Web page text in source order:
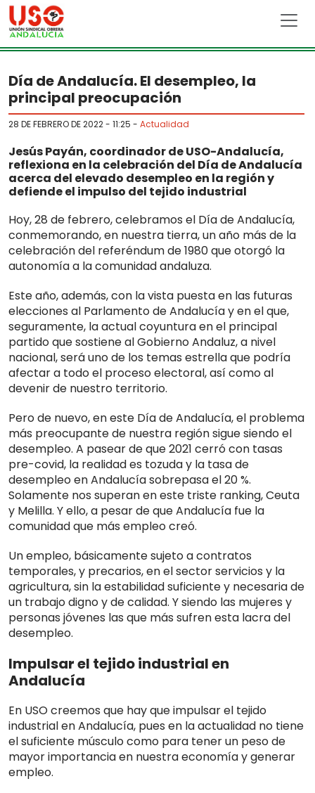
Skip to main content
Día de Andalucía. El desempleo, la
principal preocupación
28 DE FEBRERO DE 2022 - 11:25 - Actualidad
Jesús Payán, coordinador de USO-Andalucía,
reflexiona en la celebración del Día de Andalucía
acerca del elevado desempleo en la región y
defiende el impulso del tejido industrial
Hoy, 28 de febrero, celebramos el Día de Andalucía,
conmemorando, en nuestra tierra, un año más de la
celebración del referéndum de 1980 que otorgó la
autonomía a la comunidad andaluza.
Este año, además, con la vista puesta en las futuras
elecciones al Parlamento de Andalucía y en el que,
seguramente, la actual coyuntura en el principal
partido que sostiene al Gobierno Andaluz, a nivel
nacional, será uno de los temas estrella que podría
afectar a todo el proceso electoral, así como al
devenir de nuestro territorio.
Pero de nuevo, en este Día de Andalucía, el problema
más preocupante de nuestra región sigue siendo el
desempleo. A pasear de que 2021 cerró con tasas
pre-covid, la realidad es tozuda y la tasa de
desempleo en Andalucía sobrepasa el 20 %.
Solamente nos superan en este triste ranking, Ceuta
y Melilla. Y ello, a pesar de que Andalucía fue la
comunidad que más empleo creó.
Un empleo, básicamente sujeto a contratos
temporales, y precarios, en el sector servicios y la
agricultura, sin la estabilidad suficiente y necesaria de
un trabajo digno y de calidad. Y siendo las mujeres y
personas jóvenes las que más sufren esta lacra del
desempleo.
Impulsar el tejido industrial en
Andalucía
En USO creemos que hay que impulsar el tejido
industrial en Andalucía, pues en la actualidad no tiene
el suficiente músculo como para tener un peso de
mayor importancia en nuestra economía y generar
empleo.